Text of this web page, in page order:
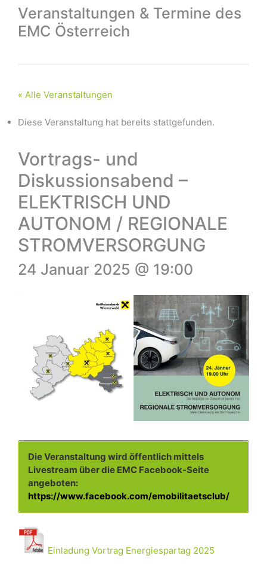
Veranstaltungen & Termine des
EMC Österreich
« Alle Veranstaltungen
Diese Veranstaltung hat bereits stattgefunden.
Vortrags- und
Diskussionsabend –
ELEKTRISCH UND
AUTONOM / REGIONALE
STROMVERSORGUNG
24 Januar 2025 @ 19:00
Die Veranstaltung wird öffentlich mittels
Livestream über die EMC Facebook-Seite
angeboten:
https://www.facebook.com/emobilitaetsclub/
Einladung Vortrag Energiespartag 2025